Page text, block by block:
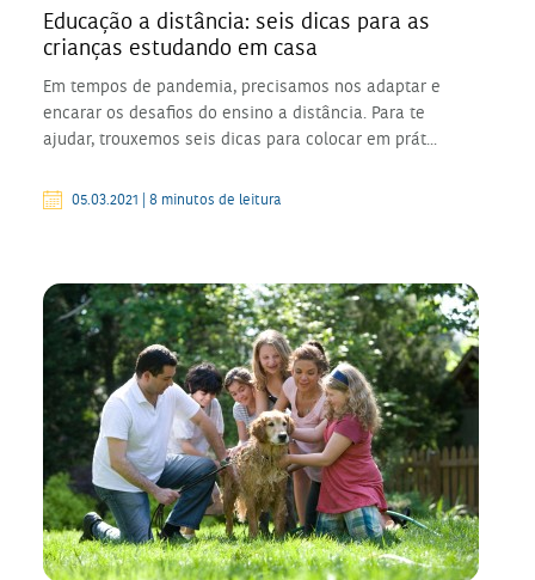
Educação a distância: seis dicas para as
crianças estudando em casa
Em tempos de pandemia, precisamos nos adaptar e
encarar os desafios do ensino a distância. Para te
ajudar, trouxemos seis dicas para colocar em prát...
05.03.2021 | 8 minutos de leitura